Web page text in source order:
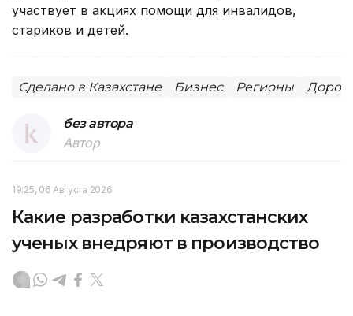
участвует в акциях помощи для инвалидов,
стариков и детей.
Сделано в Казахстане Бизнес Регионы
без автора
Автор
19:25, 06 Августа 2026
Какие разработки казахстанских
ученых внедряют в производство